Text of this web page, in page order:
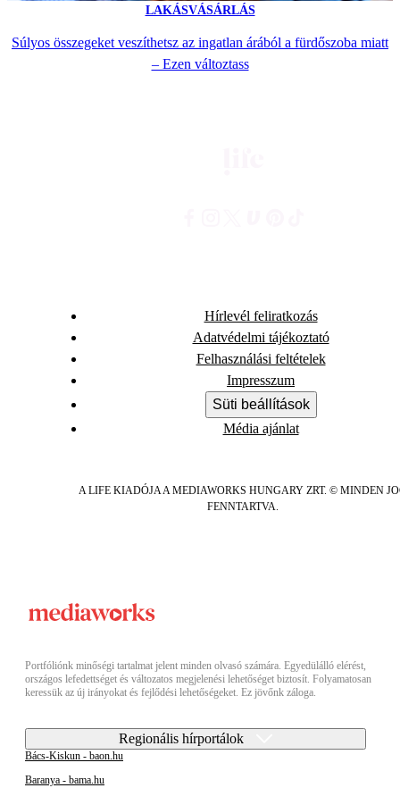
LAKÁSVÁSÁRLÁS
Súlyos összegeket veszíthetsz az ingatlan árából a fürdőszoba miatt
– Ezen változtass
Hírlevél feliratkozás
Adatvédelmi tájékoztató
Felhasználási feltételek
Impresszum
Süti beállítások
Média ajánlat
A LIFE KIADÓJA A MEDIAWORKS HUNGARY ZRT. © MINDEN
FENNTARTVA.
Portfóliónk minőségi tartalmat jelent minden olvasó számára. Egyedülálló elérést,
országos lefedettséget és változatos megjelenési lehetőséget biztosít. Folyamatosan
keressük az új irányokat és fejlődési lehetőségeket. Ez jövőnk záloga.
Regionális hírportálok
Bács-Kiskun - baon.hu
Baranya - bama.hu